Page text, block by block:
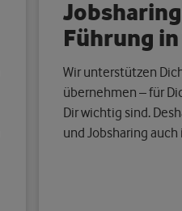
Führung
Wir unterstützen
übernehmen – für
Dir wichtig sind.
und Jobsharing